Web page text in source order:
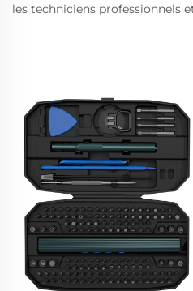
les techniciens professionnels